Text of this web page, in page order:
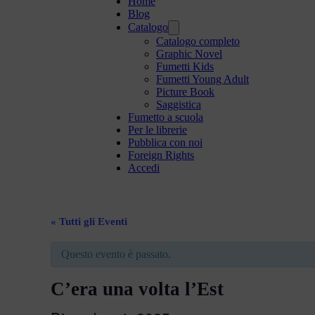
Blog
Catalogo
Catalogo completo
Graphic Novel
Fumetti Kids
Fumetti Young Adult
Picture Book
Saggistica
Fumetto a scuola
Per le librerie
Pubblica con noi
Foreign Rights
Accedi
« Tutti gli Eventi
Questo evento è passato.
C’era una volta l’Est